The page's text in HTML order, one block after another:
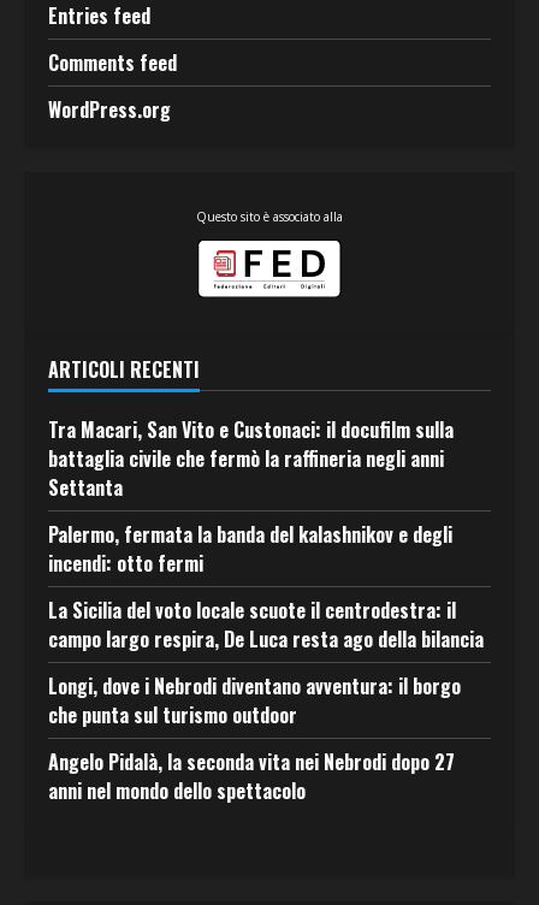
Entries feed
Comments feed
WordPress.org
Questo sito è associato alla
ARTICOLI RECENTI
Tra Macari, San Vito e Custonaci: il docufilm sulla
battaglia civile che fermò la raffineria negli anni
Settanta
Palermo, fermata la banda del kalashnikov e degli
incendi: otto fermi
La Sicilia del voto locale scuote il centrodestra: il
campo largo respira, De Luca resta ago della bilancia
Longi, dove i Nebrodi diventano avventura: il borgo
che punta sul turismo outdoor
Angelo Pidalà, la seconda vita nei Nebrodi dopo 27
anni nel mondo dello spettacolo